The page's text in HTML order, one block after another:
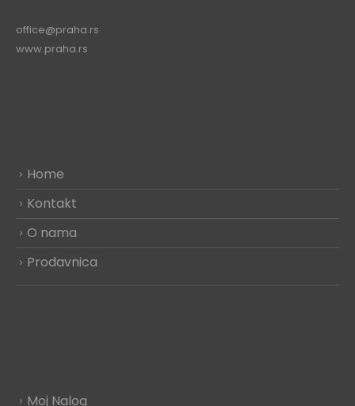
office@praha.rs
www.praha.rs
Home
Kontakt
O nama
Prodavnica
Moj Nalog